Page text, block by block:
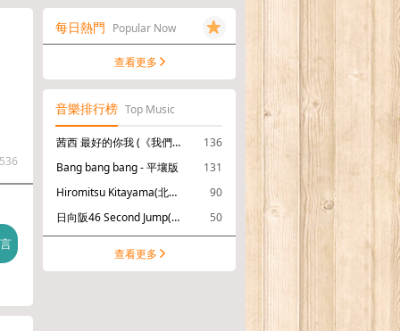
536
每日熱門 Popular Now
查看更多
音樂排行榜 Top Music
茜西 最好的你我 (《我們的翻譯官》電視劇插曲)
136
Bang bang bang - 平壤版
131
Hiromitsu Kitayama(北山宏光) サニーサイドアップ
90
日向阪46 Second Jump(通常盤)
50
查看更多